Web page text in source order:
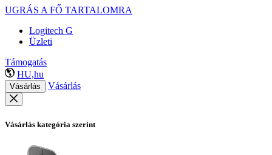
UGRÁS A FŐ TARTALOMRA
Logitech G
Üzleti
Támogatás
HU,hu
Vásárlás Vásárlás
Vásárlás kategória szerint